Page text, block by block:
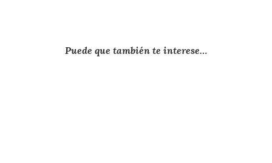
Puede que también te interese…